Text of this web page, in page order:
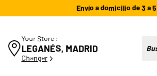
Envío a domicilio de 3 a
Your Store :
LEGANÉS, MADRID
Changer